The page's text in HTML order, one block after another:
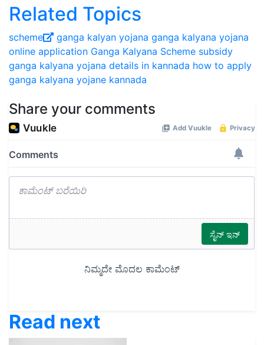
Related Topics
scheme ganga kalyan yojana ganga kalyana yojana
online application Ganga Kalyana Scheme subsidy
ganga kalyana yojana details in kannada how to apply
ganga kalyana yojane kannada
Share your comments
Read next